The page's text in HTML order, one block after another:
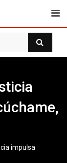
impulsa